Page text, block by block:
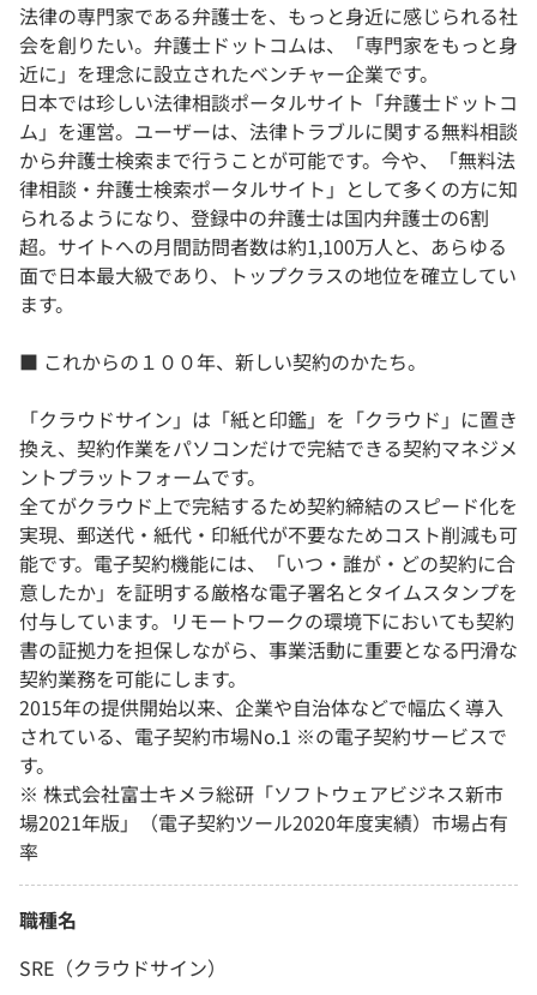
法律の専門家である弁護士を、もっと身近に感じられる社
会を創りたい。弁護士ドットコムは、「専門家をもっと身
近に」を理念に設立されたベンチャー企業です。
日本では珍しい法律相談ポータルサイト「弁護士ドットコ
ム」を運営。ユーザーは、法律トラブルに関する無料相談
から弁護士検索まで行うことが可能です。今や、「無料法
律相談・弁護士検索ポータルサイト」として多くの方に知
られるようになり、登録中の弁護士は国内弁護士の6割
超。サイトへの月間訪問者数は約1,100万人と、あらゆる
面で日本最大級であり、トップクラスの地位を確立してい
ます。
■ これからの１００年、新しい契約のかたち。
「クラウドサイン」は「紙と印鑑」を「クラウド」に置き
換え、契約作業をパソコンだけで完結できる契約マネジメ
ントプラットフォームです。
全てがクラウド上で完結するため契約締結のスピード化を
実現、郵送代・紙代・印紙代が不要なためコスト削減も可
能です。電子契約機能には、「いつ・誰が・どの契約に合
意したか」を証明する厳格な電子署名とタイムスタンプを
付与しています。リモートワークの環境下においても契約
書の証拠力を担保しながら、事業活動に重要となる円滑な
契約業務を可能にします。
2015年の提供開始以来、企業や自治体などで幅広く導入
されている、電子契約市場No.1 ※の電子契約サービスで
す。
※ 株式会社富士キメラ総研「ソフトウェアビジネス新市
場2021年版」（電子契約ツール2020年度実績）市場占有
率
職種名
SRE（クラウドサイン）